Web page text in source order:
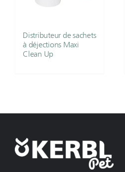
Distributeur de sachets
à déjections Maxi
Clean Up